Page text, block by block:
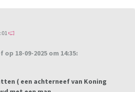
6360870/zo-zag-het-
de-jaarlijkse-fotosessie.html
18-09-2025 om 14:35:
( een achterneef van Koning